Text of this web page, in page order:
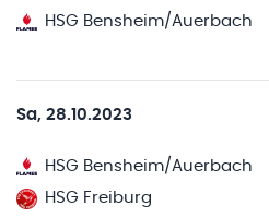
HSG Bensheim/Auerbach
Sa, 28.10.2023
HSG Bensheim/Auerbach
HSG Freiburg